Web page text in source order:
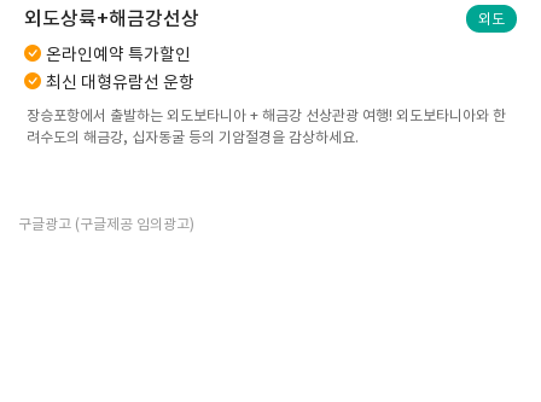
외도상륙+해금강선상 외도
온라인예약 특가할인
최신 대형유람선 운항
장승포항에서 출발하는 외도보타니아 + 해금강 선상관광 여행! 외도보타니아와 한
려수도의 해금강, 십자동굴 등의 기암절경을 감상하세요.
구글광고 (구글제공 임의광고)